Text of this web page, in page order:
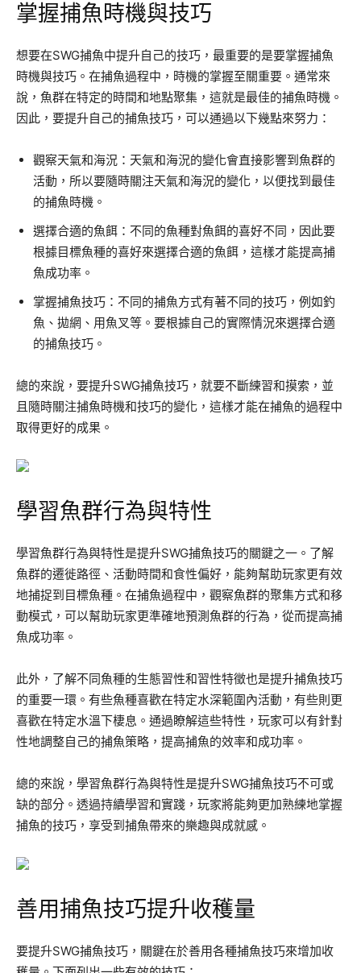
掌握捕魚時機與技巧
想要在SWG捕魚中提升自己的技巧，最重要的是要掌握捕魚
時機與技巧。在捕魚過程中，時機的掌握至關重要。通常來
說，魚群在特定的時間和地點聚集，這就是最佳的捕魚時機。
因此，要提升自己的捕魚技巧，可以通過以下幾點來努力：
觀察天氣和海況：天氣和海況的變化會直接影響到魚群的
活動，所以要隨時關注天氣和海況的變化，以便找到最佳
的捕魚時機。
選擇合適的魚餌：不同的魚種對魚餌的喜好不同，因此要
根據目標魚種的喜好來選擇合適的魚餌，這樣才能提高捕
魚成功率。
掌握捕魚技巧：不同的捕魚方式有著不同的技巧，例如釣
魚、拋網、用魚叉等。要根據自己的實際情況來選擇合適
的捕魚技巧。
總的來說，要提升SWG捕魚技巧，就要不斷練習和摸索，並
且隨時關注捕魚時機和技巧的變化，這樣才能在捕魚的過程中
取得更好的成果。
學習魚群行為與特性
學習魚群行為與特性是提升SWG捕魚技巧的關鍵之一。了解
魚群的遷徙路徑、活動時間和食性偏好，能夠幫助玩家更有效
地捕捉到目標魚種。在捕魚過程中，觀察魚群的聚集方式和移
動模式，可以幫助玩家更準確地預測魚群的行為，從而提高捕
魚成功率。
此外，了解不同魚種的生態習性和習性特徵也是提升捕魚技巧
的重要一環。有些魚種喜歡在特定水深範圍內活動，有些則更
喜歡在特定水溫下棲息。通過瞭解這些特性，玩家可以有針對
性地調整自己的捕魚策略，提高捕魚的效率和成功率。
總的來說，學習魚群行為與特性是提升SWG捕魚技巧不可或
缺的部分。透過持續學習和實踐，玩家將能夠更加熟練地掌握
捕魚的技巧，享受到捕魚帶來的樂趣與成就感。
善用捕魚技巧提升收穫量
要提升SWG捕魚技巧，關鍵在於善用各種捕魚技巧來增加收